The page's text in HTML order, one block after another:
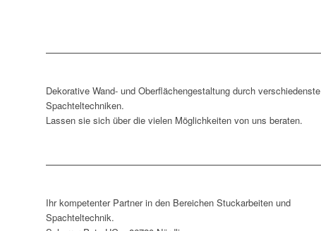
Dekorative Wand- und Oberflächengestaltung durch verschiedenste
Spachteltechniken.
Lassen sie sich über die vielen Möglichkeiten von uns beraten.
Ihr kompetenter Partner in den Bereichen Stuckarbeiten und
Spachteltechnik.